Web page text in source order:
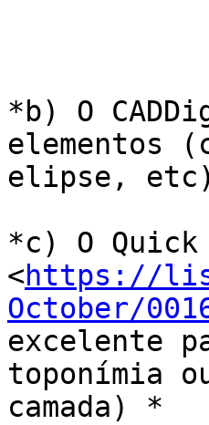
*b) O
elementos
elipse,
*c) O
<https://
October/
excelente
toponímia
camada) *